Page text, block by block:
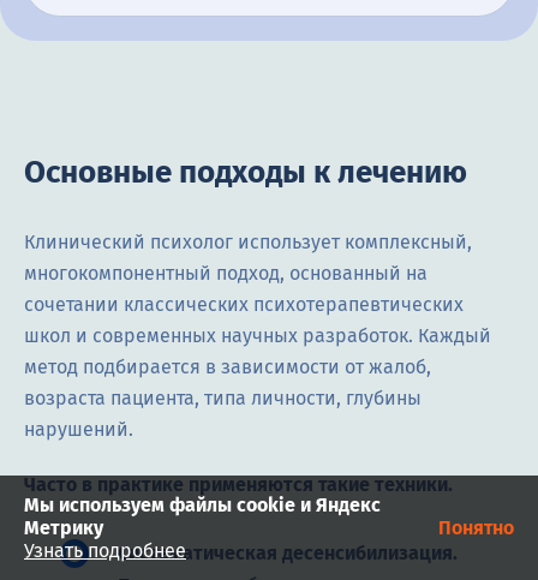
Основные подходы к лечению
Клинический психолог использует комплексный,
многокомпонентный подход, основанный на
сочетании классических психотерапевтических
школ и современных научных разработок. Каждый
метод подбирается в зависимости от жалоб,
возраста пациента, типа личности, глубины
нарушений.
Часто в практике применяются такие техники.
Систематическая десенсибилизация.
Мы используем файлы cookie и Яндекс
Метрику
Узнать подробнее
Понятно